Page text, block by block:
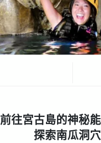
前往宮古島的神秘
探索南瓜洞穴